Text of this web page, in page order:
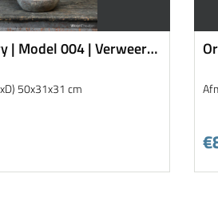
| Model 004 | Verweerd
50x31x31 cm